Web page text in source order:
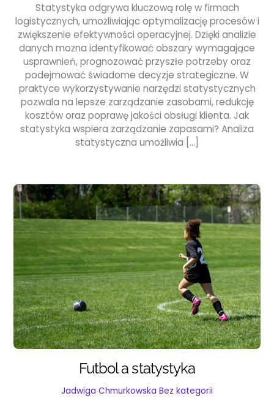
Statystyka odgrywa kluczową rolę w firmach
logistycznych, umożliwiając optymalizację procesów i
zwiększenie efektywności operacyjnej. Dzięki analizie
danych można identyfikować obszary wymagające
usprawnień, prognozować przyszłe potrzeby oraz
podejmować świadome decyzje strategiczne. W
praktyce wykorzystywanie narzędzi statystycznych
pozwala na lepsze zarządzanie zasobami, redukcję
kosztów oraz poprawę jakości obsługi klienta. Jak
statystyka wspiera zarządzanie zapasami? Analiza
statystyczna umożliwia […]
Futbol a statystyka
Jadwiga Chmurkowska Bez kategorii